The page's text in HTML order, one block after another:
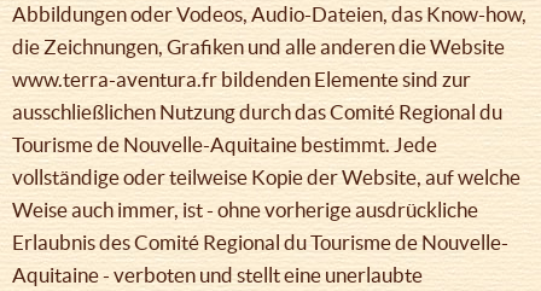
Abbildungen oder Vodeos, Audio-Dateien, das Know-how,
die Zeichnungen, Grafiken und alle anderen die Website
www.terra-aventura.fr bildenden Elemente sind zur
ausschließlichen Nutzung durch das Comité Regional du
Tourisme de Nouvelle-Aquitaine bestimmt. Jede
vollständige oder teilweise Kopie der Website, auf welche
Weise auch immer, ist - ohne vorherige ausdrückliche
Erlaubnis des Comité Regional du Tourisme de Nouvelle-
Aquitaine - verboten und stellt eine unerlaubte